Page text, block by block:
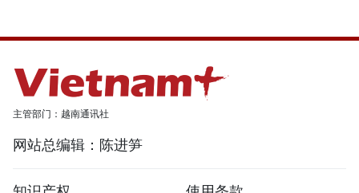
主管部门：越南通讯社
网站总编辑：陈进笋